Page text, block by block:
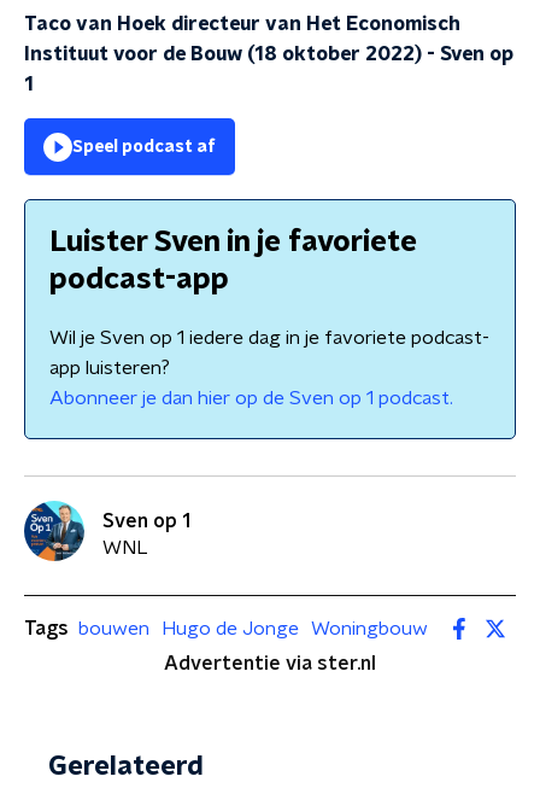
Taco van Hoek directeur van Het Economisch
Instituut voor de Bouw (18 oktober 2022) - Sven op
1
Speel podcast af
Luister Sven in je favoriete
podcast-app
Wil je Sven op 1 iedere dag in je favoriete podcast-
app luisteren?
Abonneer je dan hier op de Sven op 1 podcast.
Sven op 1
WNL
Tags bouwen Hugo de Jonge
Woningbouw
Advertentie via ster.nl
Gerelateerd